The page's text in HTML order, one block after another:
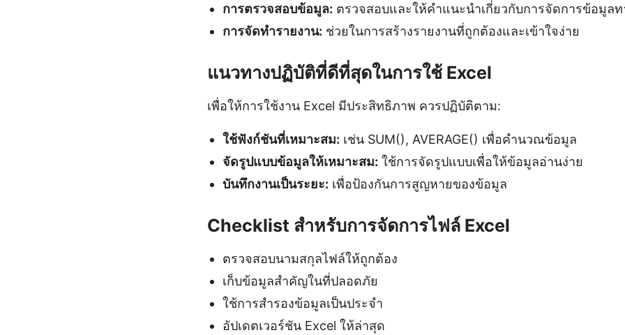
การตรวจสอบข้อมูล: ตรวจสอบและให้คำแนะนำเกี่ยวกับการจัดการข้อมูล
การจัดทำรายงาน: ช่วยในการสร้างรายงานที่ถูกต้องและเข้าใจง่าย
แนวทางปฏิบัติที่ดีที่สุดในการใช้ Excel
เพื่อให้การใช้งาน Excel มีประสิทธิภาพ ควรปฏิบัติตาม:
ใช้ฟังก์ชันที่เหมาะสม: เช่น SUM(), AVERAGE() เพื่อคำนวณข้อมูล
จัดรูปแบบข้อมูลให้เหมาะสม: ใช้การจัดรูปแบบเพื่อให้ข้อมูลอ่านง่าย
บันทึกงานเป็นระยะ: เพื่อป้องกันการสูญหายของข้อมูล
Checklist สำหรับการจัดการไฟล์ Excel
ตรวจสอบนามสกุลไฟล์ให้ถูกต้อง
เก็บข้อมูลสำคัญในที่ปลอดภัย
ใช้การสำรองข้อมูลเป็นประจำ
อัปเดตเวอร์ชัน Excel ให้ล่าสุด